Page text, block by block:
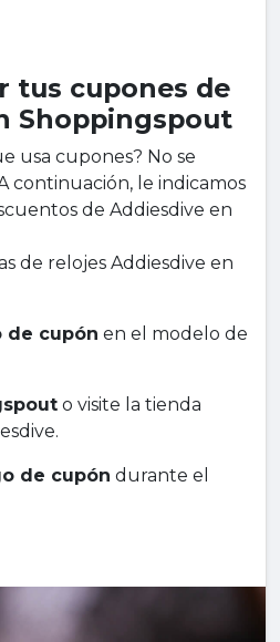
tus cupones de
Shoppingspout
usa cupones? No se
continuación, le indicamos
de Addiesdive en
de relojes Addiesdive en
de cupón en el modelo de
o visite la tienda
de cupón durante el